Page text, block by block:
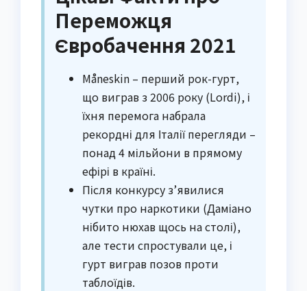
Переможця
Євробачення 2021
Måneskin – перший рок-гурт,
що виграв з 2006 року (Lordi), і
їхня перемога набрала
рекордні для Італії перегляди –
понад 4 мільйони в прямому
ефірі в країні.
Після конкурсу з’явилися
чутки про наркотики (Даміано
нібито нюхав щось на столі),
але тести спростували це, і
гурт виграв позов проти
таблоїдів.